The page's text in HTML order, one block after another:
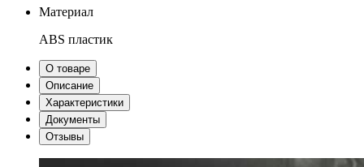
Материал
ABS пластик
О товаре
Описание
Характеристики
Документы
Отзывы